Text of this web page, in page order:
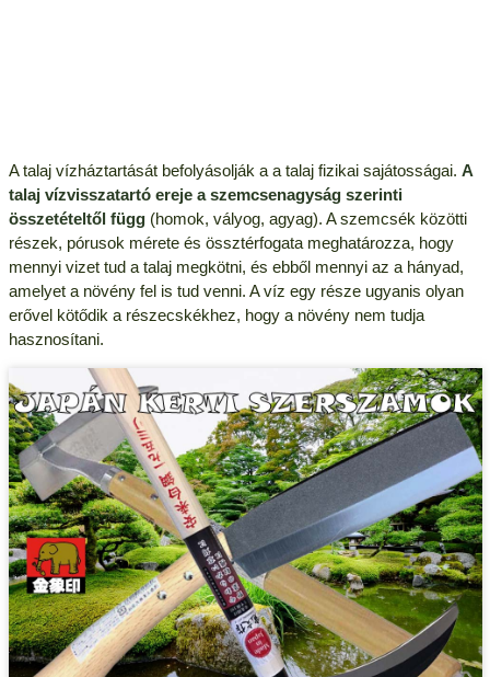
A talaj vízháztartását befolyásolják a a talaj fizikai sajátosságai. A
talaj vízvisszatartó ereje a szemcsenagyság szerinti
összetételtől függ(homok, vályog, agyag). A szemcsék közötti
részek, pórusok mérete és össztérfogata meghatározza, hogy
mennyi vizet tud a talaj megkötni, és ebből mennyi az a hányad,
amelyet a növény fel is tud venni. A víz egy része ugyanis olyan
erővel kötődik a részecskékhez, hogy a növény nem tudja
hasznosítani.